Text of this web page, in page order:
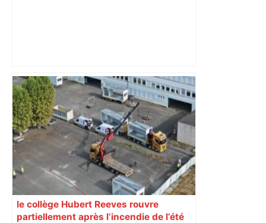
Bilan du marché du logement neuf :
une lueur d'espoir pour l'immobilier à
Toulouse ? – Actu.fr
le collège Hubert Reeves rouvre
partiellement après l’incendie de l’été